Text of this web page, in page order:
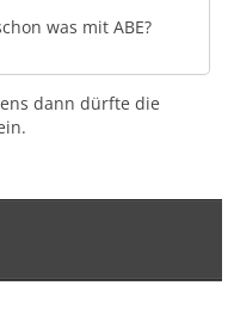
was mit ABE?
dann dürfte die